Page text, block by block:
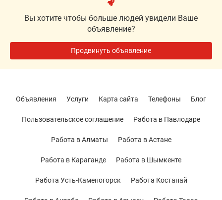
Вы хотите чтобы больше людей увидели Ваше
объявление?
Продвинуть объявление
Объявления Услуги Карта сайта Телефоны Блог
Пользовательское соглашение Работа в Павлодаре
Работа в Алматы Работа в Астане
Работа в Караганде Работа в Шымкенте
Работа Усть-Каменогорск Работа Костанай